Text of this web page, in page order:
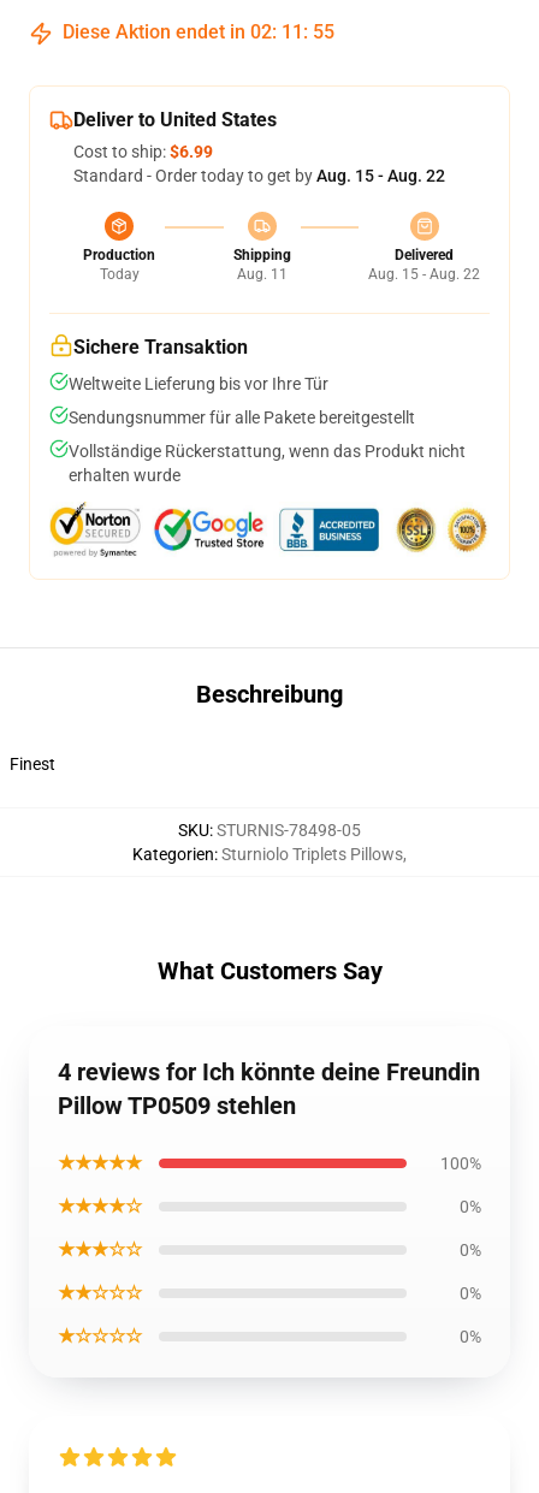
Diese Aktion endet in 02: 11 : 54
Deliver to United States
Cost to ship:$6.99
Standard - Order today to get byAug. 15 - Aug. 22
Production
Today
Shipping
Aug. 11
Delivered
Aug. 15 - Aug. 22
Sichere Transaktion
Weltweite Lieferung bis vor Ihre Tür
Sendungsnummer für alle Pakete bereitgestellt
Vollständige Rückerstattung, wenn das Produkt nicht
erhalten wurde
Beschreibung
Finest
SKU:STURNIS-78498-05
Kategorien:Sturniolo Triplets Pillows,
What Customers Say
4 reviews for Ich könnte deine Freundin
Pillow TP0509 stehlen
★★★★★ 100%
★★★★☆ 0%
★★★☆☆ 0%
★★☆☆☆ 0%
★☆☆☆☆ 0%